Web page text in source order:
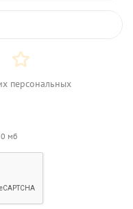
персональных